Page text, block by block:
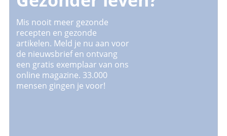
Mis nooit meer gezonde
recepten en gezonde
artikelen. Meld je nu aan voor
de nieuwsbrief en ontvang
een gratis exemplaar van ons
online magazine. 33.000
mensen gingen je voor!